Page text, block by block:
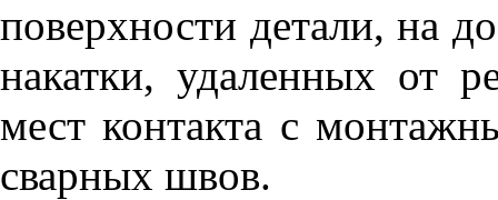
поверхности детали, на
накатки, удаленных от
мест контакта с
сварных швов.